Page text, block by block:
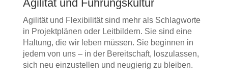
Agilität und Führungskultur
Agilität und Flexibilität sind mehr als Schlagworte
in Projektplänen oder Leitbildern. Sie sind eine
Haltung, die wir leben müssen. Sie beginnen in
jedem von uns – in der Bereitschaft, loszulassen,
sich neu einzustellen und neugierig zu bleiben.